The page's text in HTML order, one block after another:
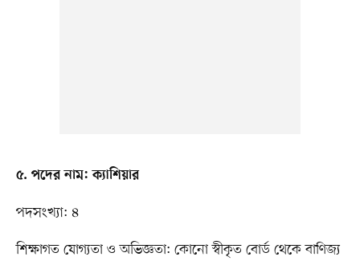
৫. পদের নাম: ক্যাশিয়ার
পদসংখ্যা: ৪
শিক্ষাগত যোগ্যতা ও অভিজ্ঞতা: কোনো স্বীকৃত বোর্ড থেকে বাণিজ্য